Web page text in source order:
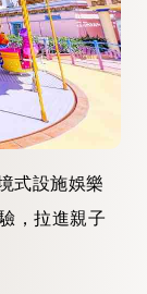
式設施娛樂
，拉進親子